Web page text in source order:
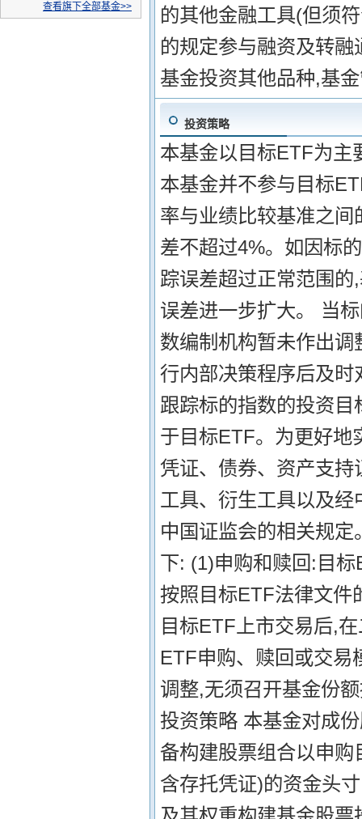
查看旗下全部基金>>
的其他金融工具(但须
的规定参与融资及转
基金投资其他品种,基
投资策略
本基金以目标ETF为主
本基金并不参与目标
率与业绩比较基准之
差不超过4%。如因标
踪误差超过正常范围
误差进一步扩大。 当
数编制机构暂未作出
行内部决策程序后及
跟踪标的指数的投资
于目标ETF。为更好地
凭证、债券、资产支
工具、衍生工具以及
中国证监会的相关规
下: (1)申购和赎回:目
按照目标ETF法律文件
目标ETF上市交易后,
ETF申购、赎回或交易
调整,无须召开基金份
投资策略 本基金对成
备构建股票组合以申
含存托凭证)的资金头